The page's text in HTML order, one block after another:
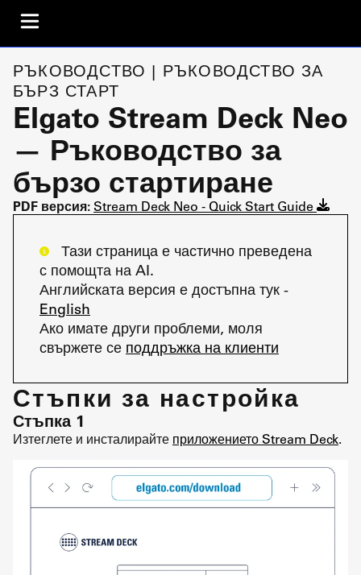
РЪКОВОДСТВО | РЪКОВОДСТВО ЗА
БЪРЗ СТАРТ
Elgato Stream Deck Neo
— Ръководство за
бързо стартиране
PDF версия: Stream Deck Neo - Quick Start Guide
Тази страница е частично преведена
с помощта на AI.
Английската версия е достъпна тук -
English
Ако имате други проблеми, моля
свържете се поддръжка на клиенти
Стъпки за настройка
Стъпка 1
Изтеглете и инсталирайте приложението Stream Deck.